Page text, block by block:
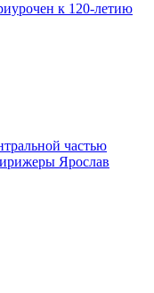
к 120-летию
частью
Ярослав